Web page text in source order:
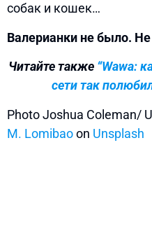
собак и кошек…
Валерианки не было. Не
Читайте также“Wawa:
сети так
Photo Joshua Coleman/
M. Lomibaoon Unsplash